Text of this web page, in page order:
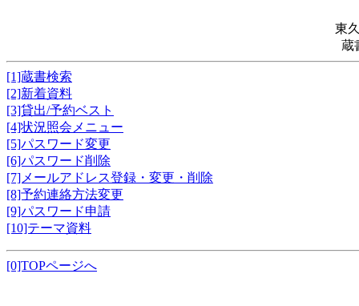
東
蔵
[1]蔵書検索
[2]新着資料
[3]貸出/予約ベスト
[4]状況照会メニュー
[5]パスワード変更
[6]パスワード削除
[7]メールアドレス登録・変更・削除
[8]予約連絡方法変更
[9]パスワード申請
[10]テーマ資料
[0]TOPページへ